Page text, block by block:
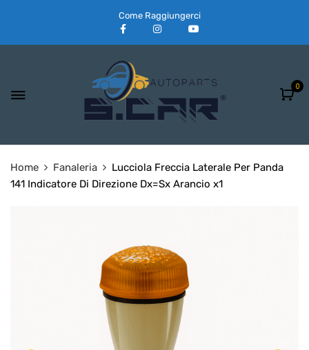
Come Raggiungerci
0
Home Fanaleria
Lucciola Freccia Laterale Per Panda
141 Indicatore Di Direzione Dx=Sx Arancio x1